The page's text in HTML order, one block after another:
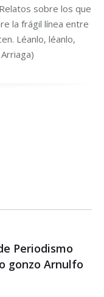
sobre los que
la frágil línea entre
Léanlo, léanlo,
Periodismo
gonzo Arnulfo